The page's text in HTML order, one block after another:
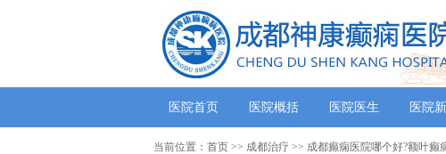
医院首页 医院概括 医院医生 医院
当前位置： 首页 >> 成都治疗 >> 成都癫痫医院哪个好?额叶癫